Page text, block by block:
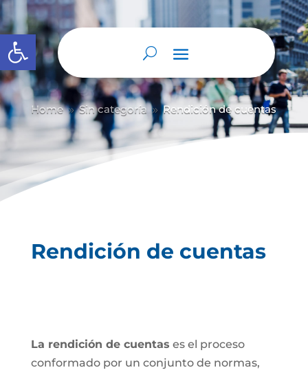
Abrir barra de herramientas
Home 9 Sin categoría 9 Rendición de cuentas
Rendición de cuentas
La rendición de cuentas es el proceso
conformado por un conjunto de normas,